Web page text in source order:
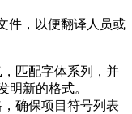
件，以便翻译人员或
，匹配字体系列，并
明新的格式。
，确保项目符号列表